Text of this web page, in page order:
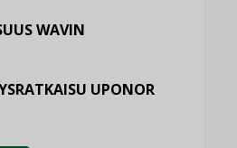
WAVIN
UPONOR